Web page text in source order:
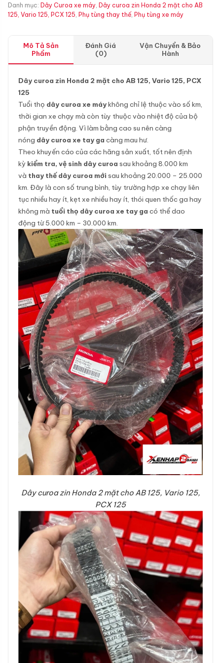
Danh mục: Dây Curoa xe máy, Dây curoa zin Honda 2 mặt cho AB
125, Vario 125, PCX 125, Phụ tùng thay thế, Phụ tùng xe máy
Mô Tả Sản
Phẩm
Đánh Giá
(0)
Vận Chuyển & Bảo
Hành
Dây curoa zin Honda 2 mặt cho AB 125, Vario 125, PCX
125
Tuổi thọ dây curoa xe máykhông chỉ lệ thuộc vào số km,
thời gian xe chạy mà còn tùy thuộc vào nhiệt độ của bộ
phận truyền động. Vì làm bằng cao su nên càng
nóng dây curoa xe tay ga càng mau hư.
Theo khuyến cáo của các hãng sản xuất, tốt nên định
kỳ kiểm tra, vệ sinh dây curoa sau khoảng 8.000 km
và thay thế dây curoa mới sau khoảng 20.000 – 25.000
km. Đây là con số trung bình, tùy trường hợp xe chạy liên
tục nhiều hay ít, kẹt xe nhiều hay ít, thói quen thốc ga hay
không mà tuổi thọ dây curoa xe tay ga có thể dao
động từ 5.000 km – 30.000 km.
Dây curoa zin Honda 2 mặt cho AB 125, Vario 125,
PCX 125